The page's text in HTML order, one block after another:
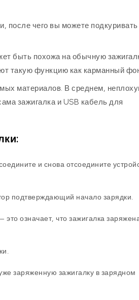
после чего вы можете подкуривать
быть похожа на обычную
такую функцию как карманный
материалов. В среднем,
зажигалка и USB кабель для
и снова отсоедините
подтверждающий начало зарядки.
означает, что зажигалка
заряженную зажигалку в зарядном